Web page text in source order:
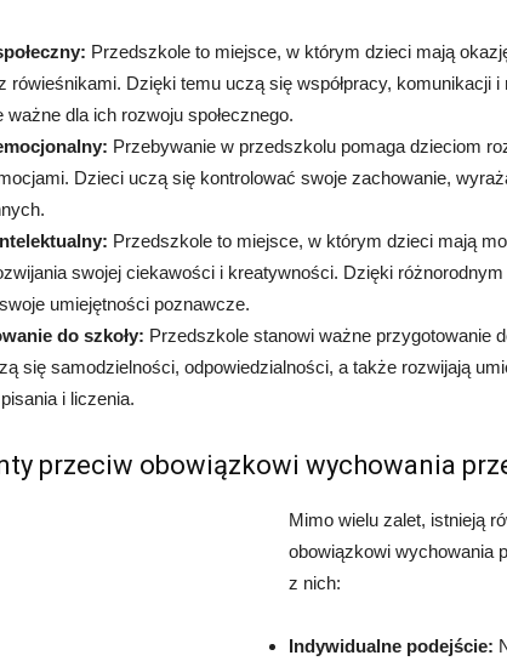
Przedszkole to miejsce, w którym dzieci mają
rówieśnikami. Dzięki temu uczą się współpracy, komunikacji i
ważne dla ich rozwoju społecznego.
Przebywanie w przedszkolu pomaga dzieciom
Dzieci uczą się kontrolować swoje zachowanie,
Przedszkole to miejsce, w którym dzieci mają
swojej ciekawości i kreatywności. Dzięki
umiejętności poznawcze.
do szkoły: Przedszkole stanowi ważne przygotowanie
się samodzielności, odpowiedzialności, a także rozwijają
i liczenia.
przeciw obowiązkowi wychowania
Mimo wielu zalet, istnieją
obowiązkowi wychowania
z nich:
Indywidualne podejście: